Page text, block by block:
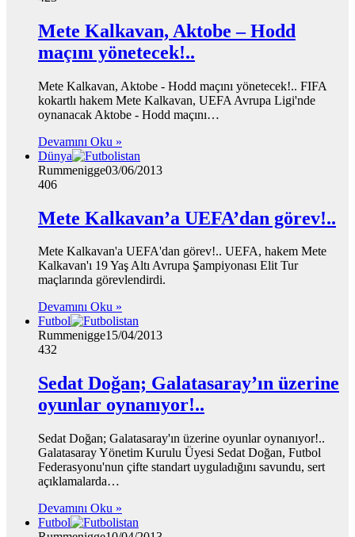
Mete Kalkavan, Aktobe – Hodd
maçını yönetecek!..
Mete Kalkavan, Aktobe - Hodd maçını yönetecek!.. FIFA
kokartlı hakem Mete Kalkavan, UEFA Avrupa Ligi'nde
oynanacak Aktobe - Hodd maçını…
Devamını Oku »
Dünya
Rummenigge03/06/2013
406
Mete Kalkavan’a UEFA’dan görev!..
Mete Kalkavan'a UEFA'dan görev!.. UEFA, hakem Mete
Kalkavan'ı 19 Yaş Altı Avrupa Şampiyonası Elit Tur
maçlarında görevlendirdi.
Devamını Oku »
Futbol
Rummenigge15/04/2013
432
Sedat Doğan; Galatasaray’ın üzerine
oyunlar oynanıyor!..
Sedat Doğan; Galatasaray'ın üzerine oyunlar oynanıyor!..
Galatasaray Yönetim Kurulu Üyesi Sedat Doğan, Futbol
Federasyonu'nun çifte standart uyguladığını savundu, sert
açıklamalarda…
Devamını Oku »
Futbol